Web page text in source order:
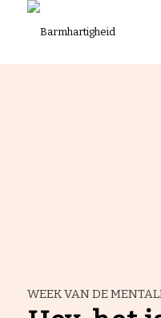
WEEK VAN DE